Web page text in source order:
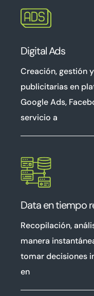
Digital Ads
Creación, gestión
publicitarias en
Google Ads,
servicio a
Data en tiempo
Recopilación,
manera
tomar decisiones
en